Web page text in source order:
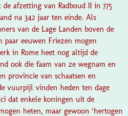
afzetting van Radboud II in 775
na 342 jaar ten einde. Als
van de Lage Landen boven de
eeuwen Friezen mogen
in Rome heet nog altijd de
ook die faam van ze wegnam en
provincie van schaatsen en
vuurpijl vinden heden ten dage
dat enkele koningen uit de
heten, maar gewoon ‘hertogen